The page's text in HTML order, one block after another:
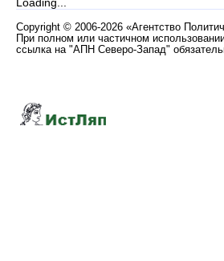
Copyright © 2006-2026 «Агентство
При полном или частичном
ссылка на "АПН Северо-Запад"